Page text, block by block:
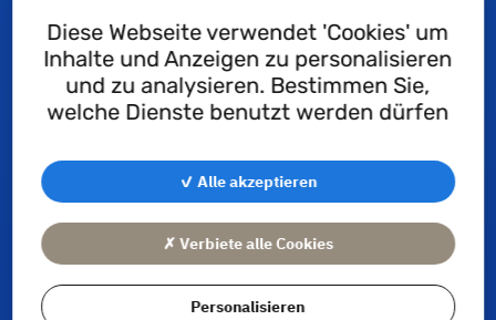
Die Hauptabnehmer von Tri-Clampdichtungen sind
dieLebensmittel-, Chemie-, Pharma- und
Medizintechnikindustrie.
Membranpumpen (Milchindustrie)
Gärtanks für Hopfen
Diese Webseite verwendet 'Cookies' um
Inhalte und Anzeigen zu personalisieren
und zu analysieren. Bestimmen Sie,
welche Dienste benutzt werden dürfen
✓ Alle akzeptieren
✗ Verbiete alle Cookies
Personalisieren